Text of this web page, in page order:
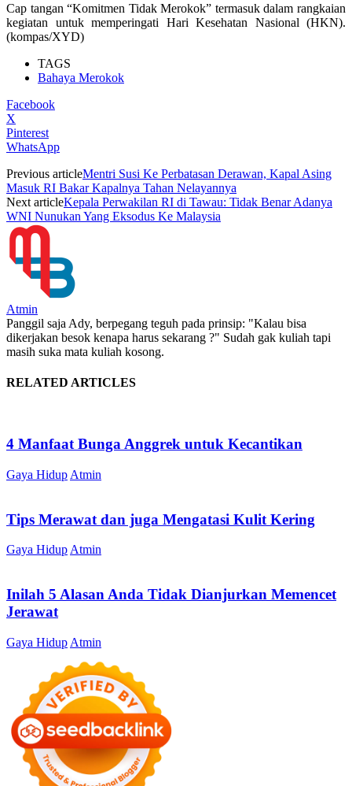
Cap tangan “Komitmen Tidak Merokok” termasuk dalam rangkaian
kegiatan untuk memperingati Hari Kesehatan Nasional (HKN).
(kompas/XYD)
TAGS
Bahaya Merokok
Facebook
X
Pinterest
WhatsApp
Previous articleMentri Susi Ke Perbatasan Derawan, Kapal Asing
Masuk RI Bakar Kapalnya Tahan Nelayannya
Next articleKepala Perwakilan RI di Tawau: Tidak Benar Adanya
WNI Nunukan Yang Eksodus Ke Malaysia
Atmin
Panggil saja Ady, berpegang teguh pada prinsip: "Kalau bisa
dikerjakan besok kenapa harus sekarang ?" Sudah gak kuliah tapi
masih suka mata kuliah kosong.
RELATED ARTICLES
4 Manfaat Bunga Anggrek untuk Kecantikan
Gaya Hidup Atmin
Tips Merawat dan juga Mengatasi Kulit Kering
Gaya Hidup Atmin
Inilah 5 Alasan Anda Tidak Dianjurkan Memencet
Jerawat
Gaya Hidup Atmin